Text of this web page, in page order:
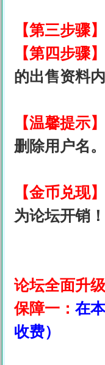
【第三步骤】
【第四步骤】
的出售资料内
【温馨提示】
删除用户名。
【金币兑现】
为论坛开销！
论坛全面升
保障一： 在
收费）